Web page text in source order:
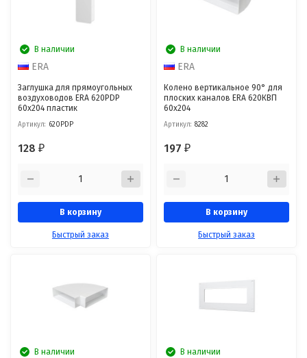
В наличии
ERA
Заглушка для прямоугольных
воздуховодов ERA 620PDP
60x204 пластик
Артикул: 620PDP
128₽
В корзину
Быстрый заказ
В наличии
ERA
Колено вертикальное 90° для
плоских каналов ERA 620КВП
60x204
Артикул: 8282
197₽
В корзину
Быстрый заказ
В наличии В наличии